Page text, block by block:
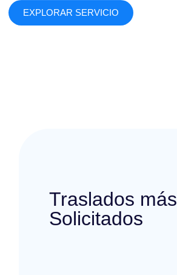
EXPLORAR SERVICIO
Traslados más
Solicitados